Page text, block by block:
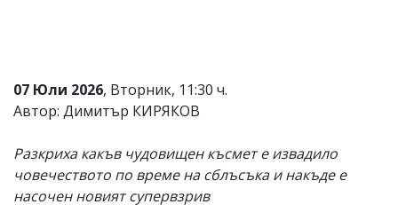
редакцията
не
носи
за
тях!
Ако
откриете
07 Юли 2026, Вторник, 11:30 ч.
Автор: Димитър КИРЯКОВ
Разкриха какъв чудовищен късмет е извадило
човечеството по време на сблъсъка и накъде е
насочен новият супервзрив